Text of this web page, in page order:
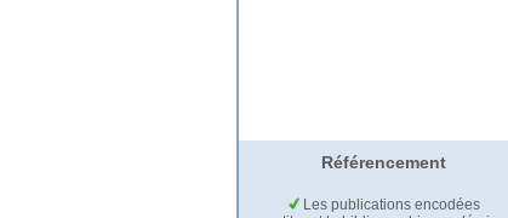
Référencement
Les publications encodées